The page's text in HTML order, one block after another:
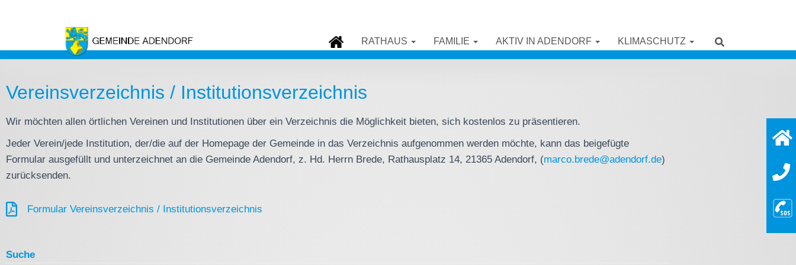
RATHAUS FAMILIE AKTIV IN ADENDORF KLIMASCHUTZ
Vereinsverzeichnis / Institutionsverzeichnis
Wir möchten allen örtlichen Vereinen und Institutionen über ein Verzeichnis die Möglichkeit bieten, sich kostenlos zu präsentieren.
Jeder Verein/jede Institution, der/die auf der Homepage der Gemeinde in das Verzeichnis aufgenommen werden möchte, kann das beigefügte
Formular ausgefüllt und unterzeichnet an die Gemeinde Adendorf, z. Hd. Herrn Brede, Rathausplatz 14, 21365 Adendorf, (marco.brede@adendorf.de)
zurücksenden.
Formular Vereinsverzeichnis / Institutionsverzeichnis
Suche